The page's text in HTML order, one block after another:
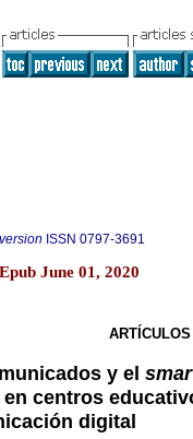
ISSN 0797-3691
June 01, 2020
y el
centros
digital